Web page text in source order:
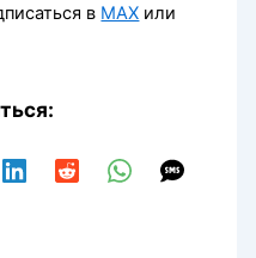
в MAX или